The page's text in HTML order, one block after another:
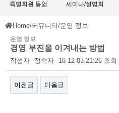
특별회원 등업 세미나/설명회
Home/커뮤니티/운영 정보
운영 정보
경영 부진을 이겨내는 방법
작성자 정숙자 18-12-03 21:26 조회
이전글 다음글